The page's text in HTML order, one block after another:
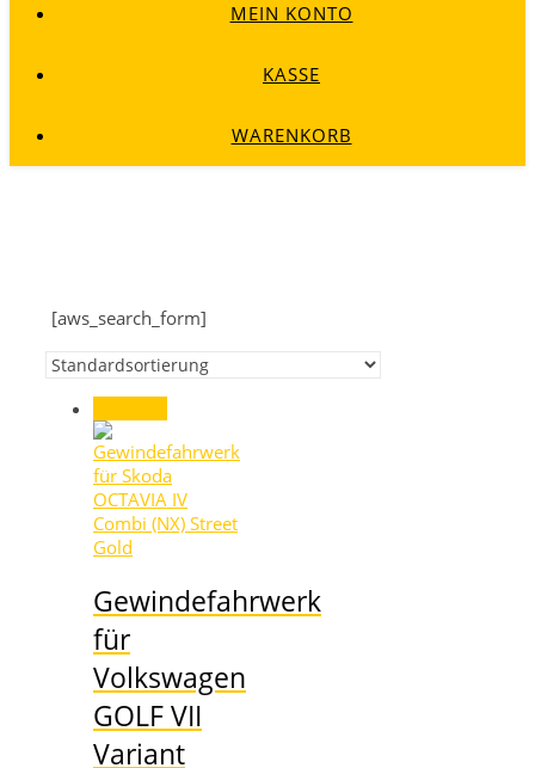
MEIN KONTO
KASSE
WARENKORB
[aws_search_form]
Gewindefahrwerk
für
Volkswagen
GOLF VII
Variant